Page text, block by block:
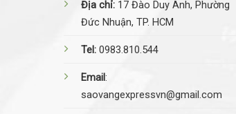
Địa chỉ: 17 Đào Duy Anh, Phường
Đức Nhuận, TP. HCM
Tel: 0983.810.544
Email:
saovangexpressvn@gmail.com